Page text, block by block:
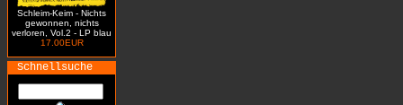
Schleim-Keim - Nichts
gewonnen, nichts
verloren, Vol.2 - LP blau
17.00EUR
Schnellsuche